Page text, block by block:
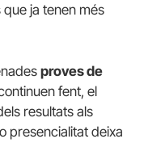
ja tenen més
proves de
fent, el
resultats als
presencialitat deixa